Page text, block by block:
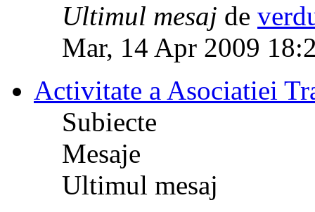
Ultimul mesaj de
Mar, 14 Apr 2009
Activitate a Asociatiei
Subiecte
Mesaje
Ultimul mesaj